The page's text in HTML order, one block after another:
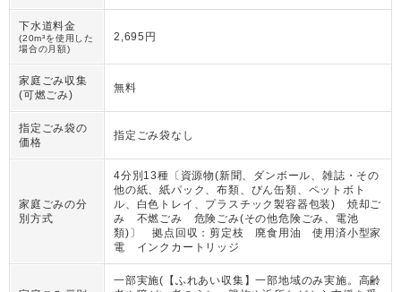
下水道料金
(20m³を使用した
場合の月額)
2,695円
家庭ごみ収集
(可燃ごみ)
無料
指定ごみ袋の
価格
指定ごみ袋なし
家庭ごみの分
別方式
4分別13種〔資源物(新聞、ダンボール、雑誌・その
他の紙、紙パック、布類、びん缶類、ペットボト
ル、白色トレイ、プラスチック製容器包装) 焼却ご
み 不燃ごみ 危険ごみ(その他危険ごみ、電池
類)〕 拠点回収：剪定枝 廃食用油 使用済小型家
電 インクカートリッジ
一部実施(【ふれあい収集】一部地域のみ実施。高齢